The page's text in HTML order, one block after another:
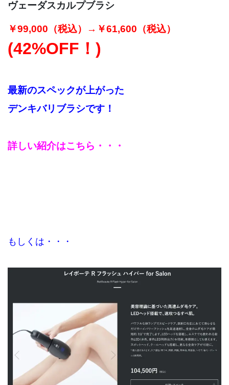
ヴェーダスカルプブラシ
￥99,000 （税込） →￥61,600 （税込）
(42%OFF！)
最新のスペックが上がった
デンキバリブラシです！
詳しい紹介はこちら・・・
もしくは・・・